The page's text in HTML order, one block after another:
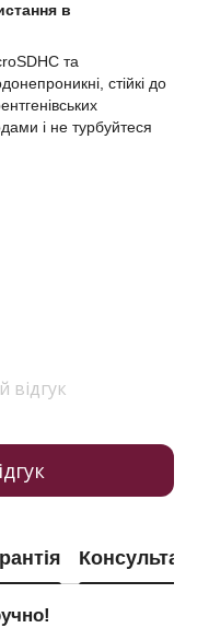
в
та
стійкі до
і не турбуйтеся
Консультація